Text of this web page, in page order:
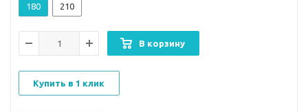
180 210
В корзину
Купить в 1 клик